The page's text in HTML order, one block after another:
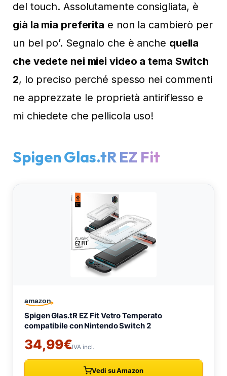
del touch. Assolutamente consigliata, è
già la mia preferita e non la cambierò per
un bel po’. Segnalo che è anche quella
che vedete nei miei video a tema Switch
2, lo preciso perché spesso nei commenti
ne apprezzate le proprietà antiriflesso e
mi chiedete che pellicola uso!
Spigen Glas.tR EZ Fit